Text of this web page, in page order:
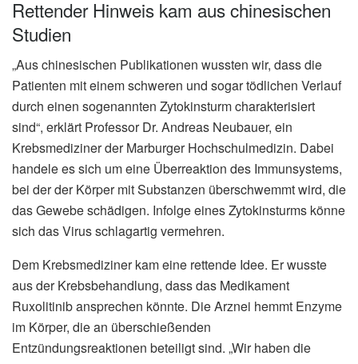
Rettender Hinweis kam aus chinesischen
Studien
„Aus chinesischen Publikationen wussten wir, dass die
Patienten mit einem schweren und sogar tödlichen Verlauf
durch einen sogenannten Zytokinsturm charakterisiert
sind“, erklärt Professor Dr. Andreas Neubauer, ein
Krebsmediziner der Marburger Hochschulmedizin. Dabei
handele es sich um eine Überreaktion des Immunsystems,
bei der der Körper mit Substanzen überschwemmt wird, die
das Gewebe schädigen. Infolge eines Zytokinsturms könne
sich das Virus schlagartig vermehren.
Dem Krebsmediziner kam eine rettende Idee. Er wusste
aus der Krebsbehandlung, dass das Medikament
Ruxolitinib ansprechen könnte. Die Arznei hemmt Enzyme
im Körper, die an überschießenden
Entzündungsreaktionen beteiligt sind. „Wir haben die